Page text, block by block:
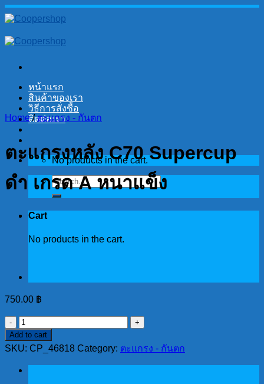
Skip
to
หน้าแรก
สินค้าของเรา
วิธีการสั่งซื้อ
ติดต่อเรา
No products in the cart.
Search
for:
Cart
No products in the cart.
Home / ตะแกรง - กันตก
ตะแกรงหลัง C70 Supercup
ดำ เกรด A หนาแข็ง
750.00 ฿
ตะแกรง
หลัง
C70
ดำ
Add to cart
SKU: CP_46818 Category: ตะแกรง - กันตก